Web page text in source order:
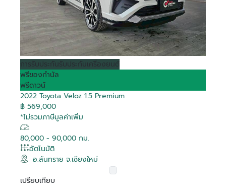
การรับประกันรับประกันเครื่องยนต์
ฟรีของกำนัล
ฟรีดาวน์
2022 Toyota Veloz 1.5 Premium
฿ 569,000
*ไม่รวมภาษีมูลค่าเพิ่ม
80,000 - 90,000 กม.
อัตโนมัติ
อ.สันทราย จ.เชียงใหม่
เปรียบเทียบ